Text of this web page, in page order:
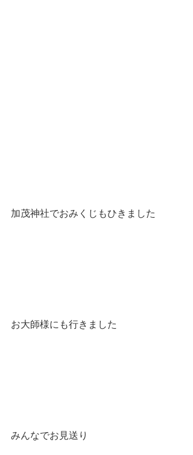
加茂神社でおみくじもひきました
お大師様にも行きました
みんなでお見送り